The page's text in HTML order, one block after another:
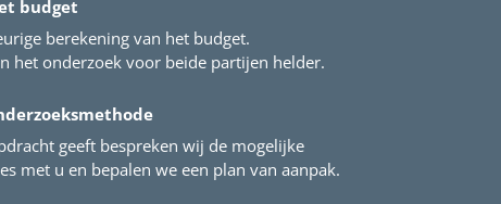
budget
berekening van het budget.
het onderzoek voor beide partijen helder.
geeft bespreken wij de mogelijke
met u en bepalen we een plan van aanpak.